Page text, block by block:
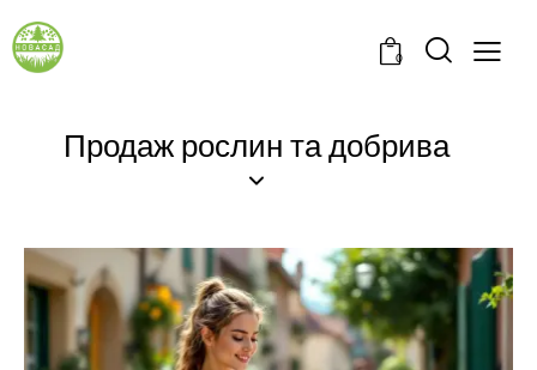
0
Продаж рослин та добрива